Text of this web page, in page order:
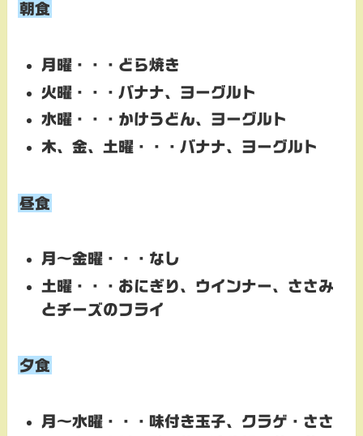
朝食
月曜・・・どら焼き
火曜・・・バナナ、ヨーグルト
水曜・・・かけうどん、ヨーグルト
木、金、土曜・・・バナナ、ヨーグルト
昼食
月～金曜・・・なし
土曜・・・おにぎり、ウインナー、ささみ
とチーズのフライ
夕食
月～水曜・・・味付き玉子、クラゲ・ささ